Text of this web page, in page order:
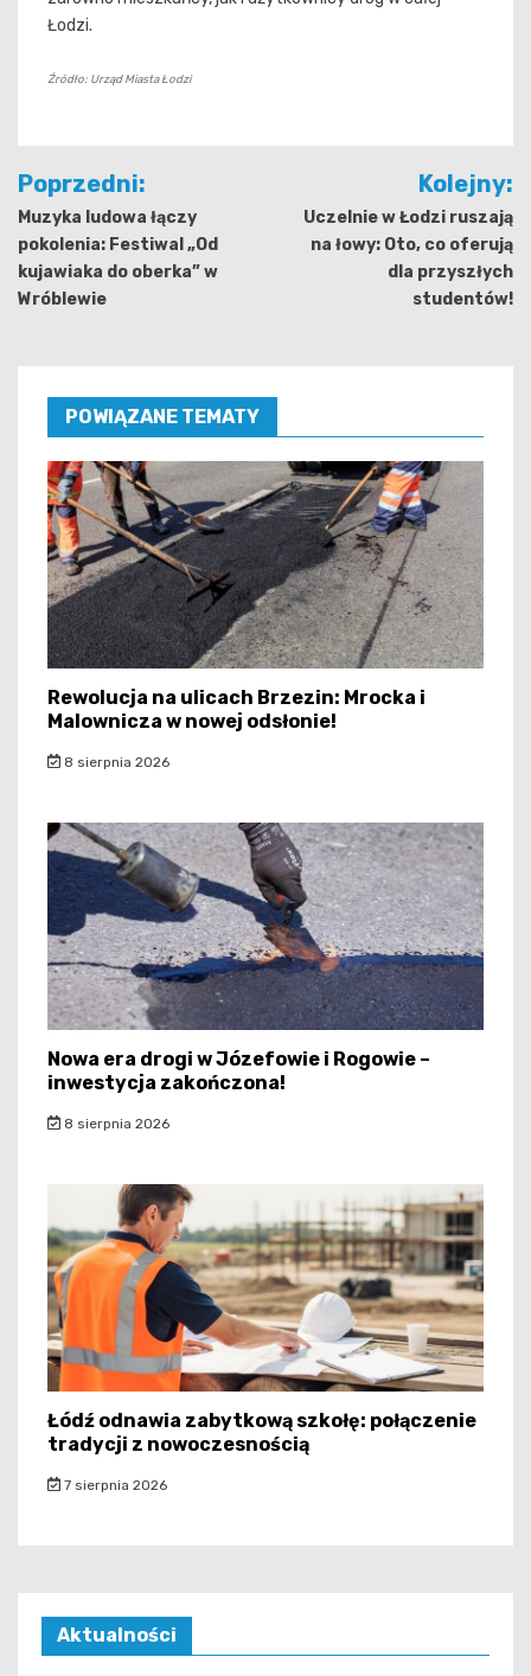
Łodzi.
Źródło: Urząd Miasta Łodzi
Nawigacja
wpisu
Poprzedni:
Muzyka ludowa łączy
pokolenia: Festiwal „Od
kujawiaka do oberka” w
Wróblewie
Kolejny:
Uczelnie w Łodzi ruszają
na łowy: Oto, co oferują
dla przyszłych
studentów!
POWIĄZANE TEMATY
Rewolucja na ulicach Brzezin: Mrocka i
Malownicza w nowej odsłonie!
8 sierpnia 2026
Nowa era drogi w Józefowie i Rogowie –
inwestycja zakończona!
8 sierpnia 2026
Łódź odnawia zabytkową szkołę: połączenie
tradycji z nowoczesnością
7 sierpnia 2026
Aktualności